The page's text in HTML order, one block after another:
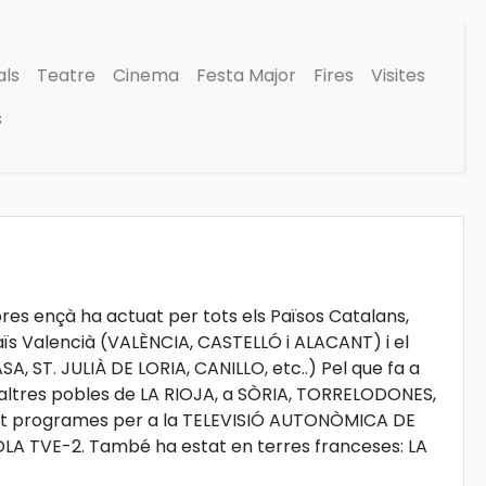
Teatre Cinema Festa Major Fires
Visites
ençà ha actuat per tots els Països Catalans,
(VALÈNCIA, CASTELLÓ i ALACANT) i el
ST. JULIÀ DE LORIA, CANILLO, etc..) Pel que fa a
pobles de LA RIOJA, a SÒRIA, TORRELODONES,
per a la TELEVISIÓ AUTONÒMICA DE
TVE-2. També ha estat en terres franceses: LA